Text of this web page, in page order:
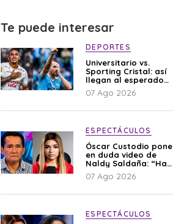
Te puede interesar
DEPORTES
Universitario vs.
Sporting Cristal: así
llegan al esperado
duelo
07 Ago 2026
ESPECTÁCULOS
Óscar Custodio pone
en duda video de
Naldy Saldaña: “Hay
cosas que de repente
se han editado”
07 Ago 2026
ESPECTÁCULOS